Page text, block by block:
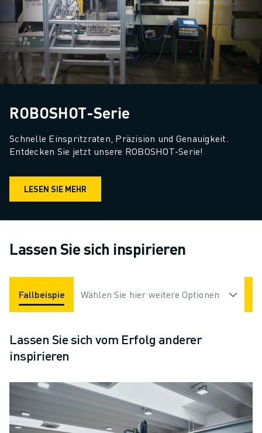
ROBOSHOT-Serie
Schnelle Einspritzraten, Präzision und Genauigkeit.
Entdecken Sie jetzt unsere ROBOSHOT-Serie!
LESEN SIE MEHR
Lassen Sie sich inspirieren
Fallbeispiele Applikationen Branchen
Wählen Sie hier weitere Optionen
Lassen Sie sich vom Erfolg anderer
inspirieren